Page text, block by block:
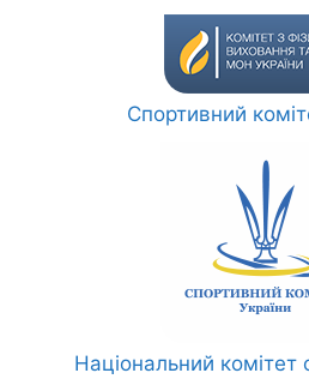
Спортивний
Національний комітет